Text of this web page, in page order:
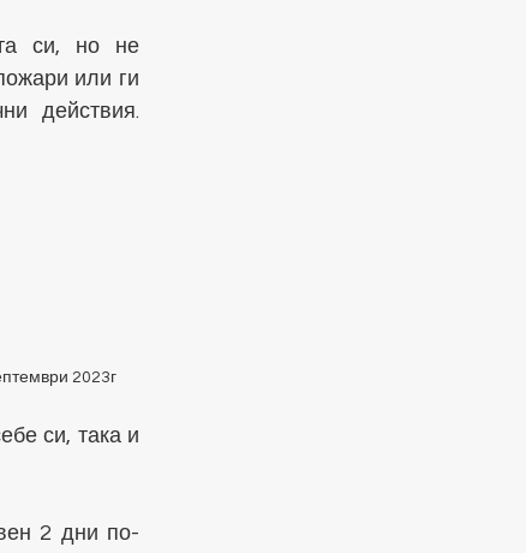
си, но не
или ги
действия.
2023г
си, така и
2 дни по-